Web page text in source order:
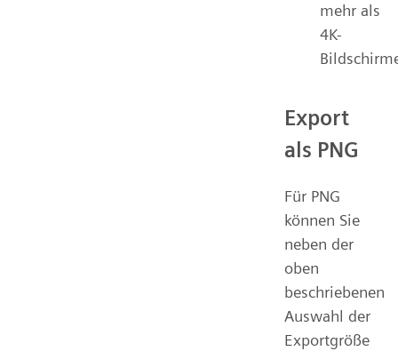
mehr als
4K-
Export
als PNG
Für PNG
können Sie
neben der
oben
beschriebenen
Auswahl der
Exportgröße